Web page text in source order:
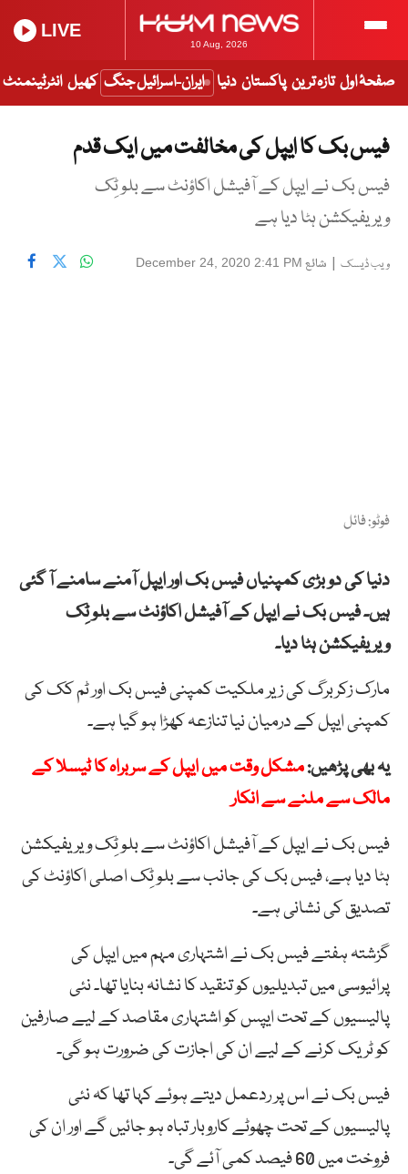
10 Aug, 2026
LIVE
صفحۂ اول تازہ ترین پاکستان دنیا ایران-اسرائیل جنگ کھیل انٹرٹینمنٹ
فیس بک کا ایپل کی مخالفت میں ایک قدم
فیس بک نے ایپل کے آفیشل اکاؤنٹ سے بلو ٹِک
ویریفیکشن ہٹا دیا ہے
ویب ڈیسک | شائع December 24, 2020 2:41 PM
فوٹو: فائل
دنیا کی دو بڑی کمپنیاں فیس بک اور ایپل آمنے سامنے آ گئی
ہیں۔ فیس بک نے ایپل کے آفیشل اکاؤنٹ سے بلو ٹِک
ویریفیکشن ہٹا دیا۔
مارک زکربرگ کی زیر ملکیت کمپنی فیس بک اور ٹم کک کی
کمپنی ایپل کے درمیان نیا تنازعہ کھڑا ہو گیا ہے۔
یہ بھی پڑھیں:مشکل وقت میں ایپل کے سربراہ کا ٹیسلا کے
مالک سے ملنے سے انکار
فیس بک نے ایپل کے آفیشل اکاؤنٹ سے بلو ٹِک ویریفیکشن
ہٹا دیا ہے، فیس بک کی جانب سے بلو ٹِک اصلی اکاؤنٹ کی
تصدیق کی نشانی ہے۔
گزشتہ ہفتے فیس بک نے اشتہاری مہم میں ایپل کی
پرائیوسی میں تبدیلیوں کو تنقید کا نشانہ بنایا تھا۔ نئی
پالیسیوں کے تحت ایپس کو اشتہاری مقاصد کے لیے صارفین
کو ٹریک کرنے کے لیے ان کی اجازت کی ضرورت ہو گی۔
فیس بک نے اس پر ردعمل دیتے ہوئے کہا تھا کہ نئی
پالیسیوں کے تحت چھوٹے کاروبار تباہ ہو جائیں گے اور ان کی
فروخت میں 60 فیصد کمی آئے گی۔